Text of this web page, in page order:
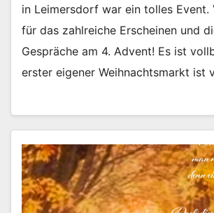
in Leimersdorf war ein tolles Event.
für das zahlreiche Erscheinen und
Gespräche am 4. Advent! Es ist
erster eigener Weihnachtsmarkt ist